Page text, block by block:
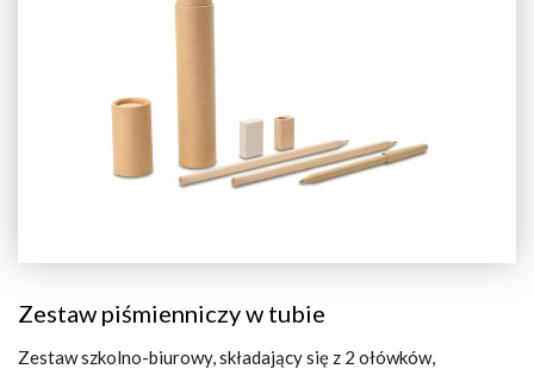
Zestaw piśmienniczy w tubie
Zestaw szkolno-biurowy, składający się z 2 ołówków,